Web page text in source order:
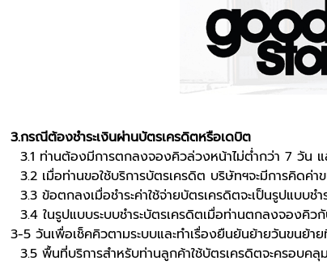
3.กรณีต้องชำระเงินผ่านบัตรเครดิตหรือเดบิต
3.1 ท่านต้องมีการตกลงจองคิวล่วงหน้าไม่ต่ำกว่า 7 วัน แ
3.2 เมื่อท่านขอใช้บริการบัตรเครดิต บริษัทฯจะมีการคิด
3.3 ข้อตกลงเมื่อชำระค่าใช้จ่ายบัตรเครดิตจะเป็นรูปแบบ
3.4 ในรูปแบบระบบชำระบัตรเครดิตเมื่อท่านตกลงจองคิ
3-5 วันเพื่อเช็คคิวตามระบบและทำเรื่องยืนยันย้ายวันขนย้าย
3.5 พื้นที่บริการสำหรับท่านลูกค้าใช้บัตรเครดิตจะครอบค